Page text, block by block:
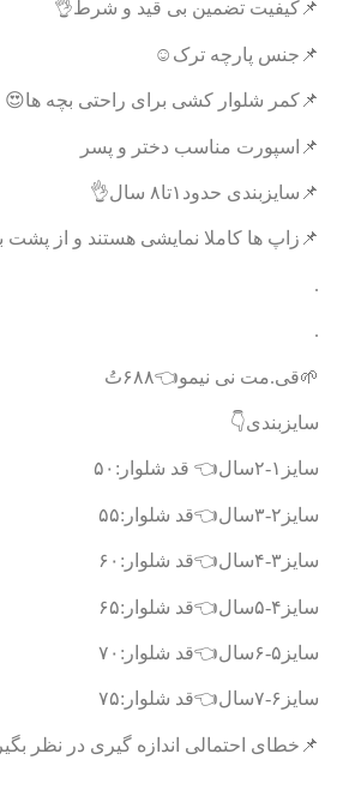
📌کیفیت تضمین بی قید و شرط👌
📌جنس پارچه ترک☺️
📌کمر شلوار کشی برای راحتی بچه ها😍
📌اسپورت مناسب دختر و پسر‌
📌سایزبندی حدود۱تا۸ سال👌
📌زاپ ها کاملا نمایشی هستند و از پشت
.
.
🌱قی.مت نی نیمو👈۶۸۸تُ
سایزبندی👇
سایز۱-۲سال👈 قد شلوار:۵۰
سایز۲-۳سال👈قد شلوار:۵۵
سایز۳-۴سال👈قد شلوار:۶۰
سایز۴-۵سال👈قد شلوار:۶۵
سایز۵-۶سال👈قد شلوار:۷۰
سایز۶-۷سال👈قد شلوار:۷۵
📌خطای احتمالی اندازه گیری در نظر